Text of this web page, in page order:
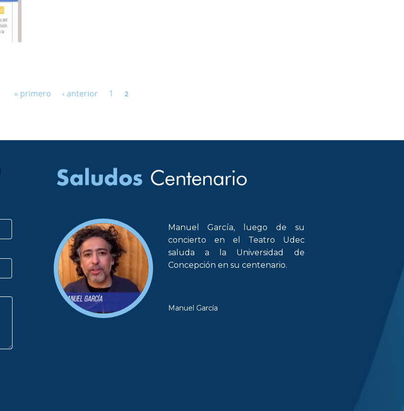
« primero ‹ anterior 1 2
Manuel García, luego de su
concierto en el Teatro Udec
saluda a la Universidad de
Concepción en su centenario.
Manuel García